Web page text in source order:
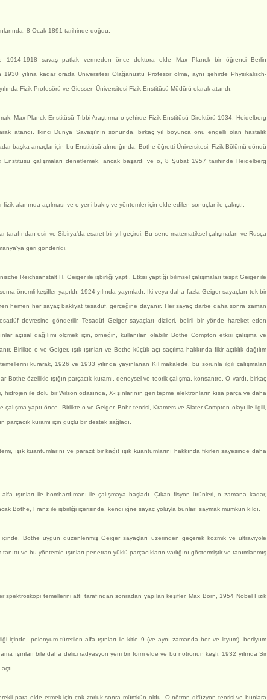
8 Ocak 1891 tarihinde doğdu.
1914-1918 savaş patlak vermeden önce doktora elde Max Planck bir öğrenci Berlin
yılına kadar orada Üniversitesi Olağanüstü Profesör olma, aynı şehirde Physikalisch-
Fizik Profesörü ve Giessen Üniversitesi Fizik Enstitüsü Müdürü olarak atandı.
Max-Planck Enstitüsü Tıbbi Araştırma o şehirde Fizik Enstitüsü Direktörü 1934, Heidelberg
atandı. İkinci Dünya Savaşı'nın sonunda, birkaç yıl boyunca onu engelli olan hastalık
başka amaçlar için bu Enstitüsü alındığında, Bothe öğretti Üniversitesi, Fizik Bölümü döndü
Enstitüsü çalışmaları denetlemek, ancak başardı ve o, 8 Şubat 1957 tarihinde Heidelberg
alanında açılması ve o yeni bakış ve yöntemler için elde edilen sonuçlar ile çakıştı.
tarafından esir ve Sibirya'da esaret bir yıl geçirdi. Bu sene matematiksel çalışmaları ve Rusça
geri gönderildi.
Reichsanstalt H. Geiger ile işbirliği yaptı. Etkisi yaptığı bilimsel çalışmaları tespit Geiger ile
önemli keşifler yapıldı, 1924 yılında yayınladı. Iki veya daha fazla Geiger sayaçları tek bir
hemen her sayaç bakliyat tesadüf, gerçeğine dayanır. Her sayaç darbe daha sonra zaman
devresine gönderilir. Tesadüf Geiger sayaçları dizileri, belirli bir yönde hareket eden
açısal dağılımı ölçmek için, örneğin, kullanılan olabilir. Bothe Compton etkisi çalışma ve
Birlikte o ve Geiger, ışık ışınları ve Bothe küçük açı saçılma hakkında fikir açıklık dağılım
kurarak, 1926 ve 1933 yılında yayınlanan Kıl makalede, bu sorunla ilgili çalışmaları
Bothe özellikle ışığın parçacık kuramı, deneysel ve teorik çalışma, konsantre. O vardı, birkaç
ile dolu bir Wilson odasında, X-ışınlarının geri tepme elektronların kısa parça ve daha
yaptı önce. Birlikte o ve Geiger, Bohr teorisi, Kramers ve Slater Compton olayı ile ilgili,
parçacık kuramı için güçlü bir destek sağladı.
ışık kuantumlarını ve parazit bir kağıt ışık kuantumlarını hakkında fikirleri sayesinde daha
ışınları ile bombardımanı ile çalışmaya başladı. Çıkan fisyon ürünleri, o zamana kadar,
Bothe, Franz ile işbirliği içerisinde, kendi iğne sayaç yoluyla bunları saymak mümkün kıldı.
Bothe uygun düzenlenmiş Geiger sayaçları üzerinden geçerek kozmik ve ultraviyole
tanıttı ve bu yöntemle ışınları penetran yüklü parçacıkların varlığını göstermiştir ve tanımlanmış
spektroskopi temellerini attı tarafından sonradan yapılan keşifler, Max Born, 1954 Nobel Fizik
içinde, polonyum türetilen alfa ışınları ile kitle 9 (ve aynı zamanda bor ve lityum), berilyum
ışınları bile daha delici radyasyon yeni bir form elde ve bu nötronun keşfi, 1932 yılında Sir
para elde etmek için çok zorluk sonra mümkün oldu. O nötron difüzyon teorisi ve bunlara